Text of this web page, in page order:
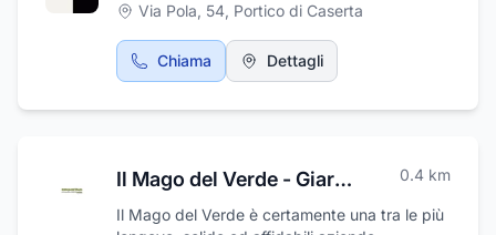
Via Pola, 54, Portico di Caserta
Chiama Dettagli
Il Mago del Verde - Giardinaggio - Potatura Giardini 0.4 km
Il Mago del Verde è certamente una tra le più